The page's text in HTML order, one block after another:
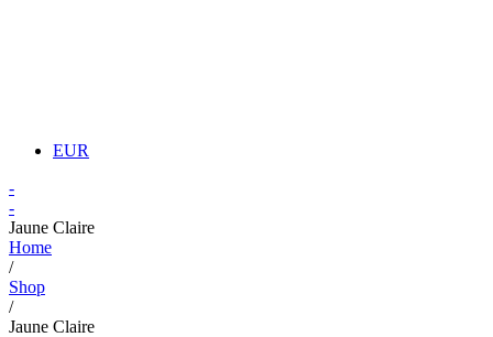
EUR
-
-
Jaune Claire
Home
/
Shop
/
Jaune Claire